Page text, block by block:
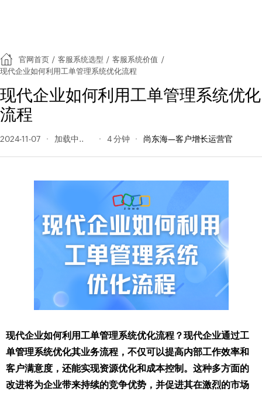
官网首页 / 客服系统选型 / 客服系统价值 /
现代企业如何利用工单管理系统优化流程
现代企业如何利用工单管理系统优化
流程
2024-11-07 172 阅读量 4 分钟 尚东海—客户增长运营官
现代企业如何利用工单管理系统优化流程？现代企业通过工
单管理系统优化其业务流程，不仅可以提高内部工作效率和
客户满意度，还能实现资源优化和成本控制。这种多方面的
改进将为企业带来持续的竞争优势，并促进其在激烈的市场